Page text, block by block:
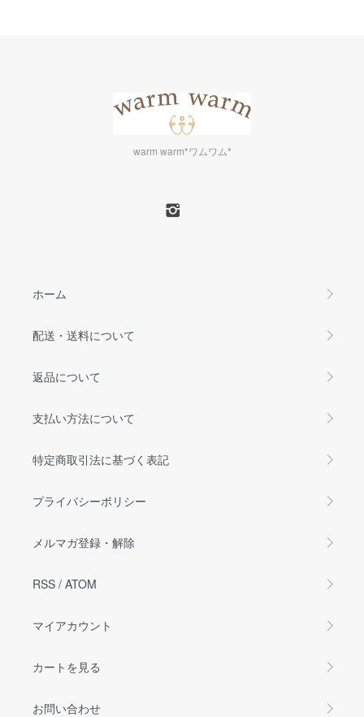
warm warm*ワムワム*
ホーム
配送・送料について
返品について
支払い方法について
特定商取引法に基づく表記
プライバシーポリシー
メルマガ登録・解除
RSS / ATOM
マイアカウント
カートを見る
お問い合わせ